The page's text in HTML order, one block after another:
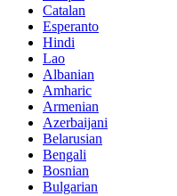
Catalan
Esperanto
Hindi
Lao
Albanian
Amharic
Armenian
Azerbaijani
Belarusian
Bengali
Bosnian
Bulgarian